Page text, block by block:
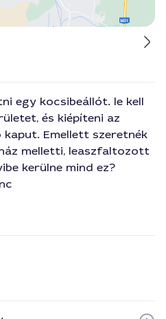
egy kocsibeállót. le kell
és kiépíteni az
Emellett szeretnék
melletti, leaszfaltozott
kerülne mind ez?